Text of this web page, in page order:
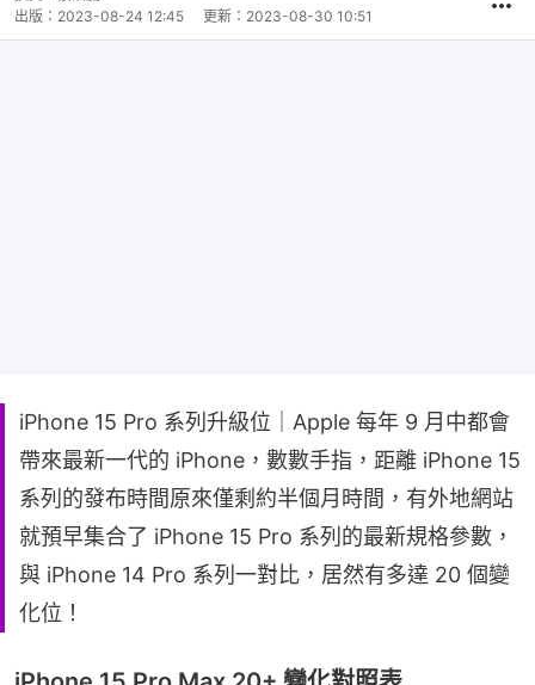
出版： 2023-08-24 12:45 更新： 2023-08-30 10:51
iPhone 15 Pro 系列升級位｜Apple 每年 9 月中都會
帶來最新一代的 iPhone，數數手指，距離 iPhone 15
系列的發布時間原來僅剩約半個月時間，有外地網站
就預早集合了 iPhone 15 Pro 系列的最新規格參數，
與 iPhone 14 Pro 系列一對比，居然有多達 20 個變
化位！